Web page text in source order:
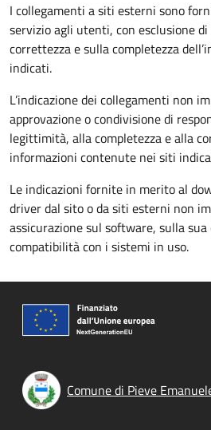
I collegamenti a siti esterni sono
servizio agli utenti, con esclusione
correttezza e sulla completezza
indicati.
L’indicazione dei collegamenti non
approvazione o condivisione di
legittimità, alla completezza e alla
informazioni contenute nei siti
Le indicazioni fornite in merito al
driver dal sito o da siti esterni non
assicurazione sul software, sulla
compatibilità con i sistemi in uso.
Comune di Pieve